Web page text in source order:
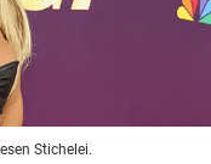
Stichelei.